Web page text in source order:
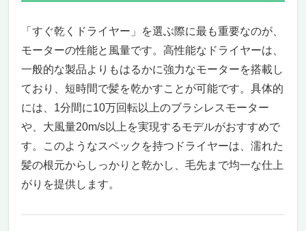
騒音を抑えた快適な使用感
軽量コンパクトで旅行にも最適
Le Dzx ヘアドライヤー：速乾性と革新技術で
魅力的なスタイリング体験
革新的な速乾技術で時間を節約
髪へのやさしさとスタイリングの自由度
安全性と耐久性の確保
Laifen SWIFT SPECIAL ドライヤー: 高いけど
すぐ乾く、最高の投資
スタイリングの概念を変える、圧倒的速乾力
「すぐ乾くドライヤー」を選ぶ際に最も重要なのが、
モーターの性能と風量です。高性能なドライヤーは、
一般的な製品よりもはるかに強力なモーターを搭載し
ており、短時間で髪を乾かすことが可能です。具体的
には、1分間に10万回転以上のブラシレスモーター
や、大風量20m/s以上を実現するモデルがおすすめで
す。このようなスペックを持つドライヤーは、濡れた
髪の根元からしっかりと乾かし、毛先まで均一な仕上
がりを提供します。